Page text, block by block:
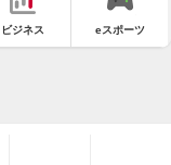
ビジネス eスポーツ